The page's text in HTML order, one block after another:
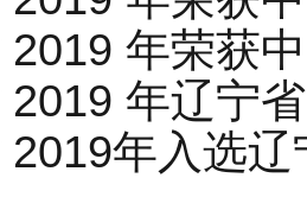
2019 年荣获
2019 年辽宁
2019年入选辽